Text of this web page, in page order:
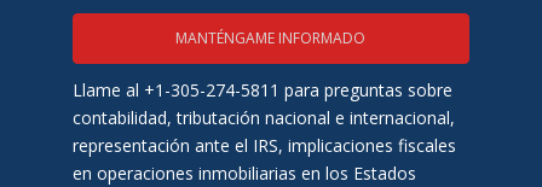
MANTÉNGAME INFORMADO
Llame al +1-305-274-5811 para preguntas sobre
contabilidad, tributación nacional e internacional,
representación ante el IRS, implicaciones fiscales
en operaciones inmobiliarias en los Estados